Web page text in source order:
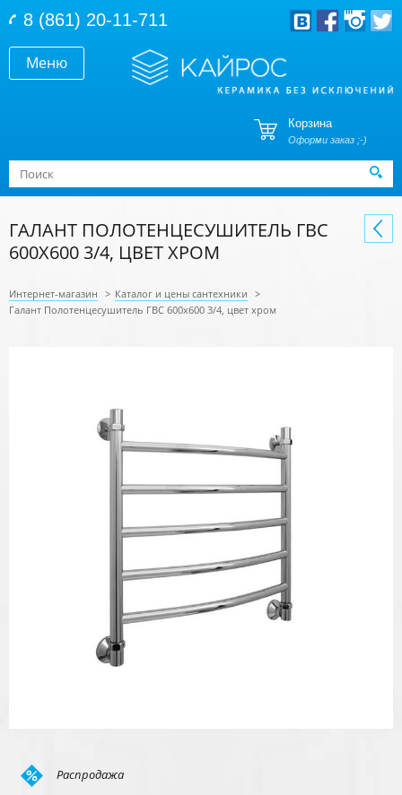
Меню
8 (861) 20-11-711
Корзина
Оформи заказ ;-)
Форма поиска
Поиск
ГАЛАНТ ПОЛОТЕНЦЕСУШИТЕЛЬ ГВС
600Х600 3/4, ЦВЕТ ХРОМ
Интернет-магазин > Каталог и цены сантехники >
Галант Полотенцесушитель ГВС 600х600 3/4, цвет хром
Распродажа